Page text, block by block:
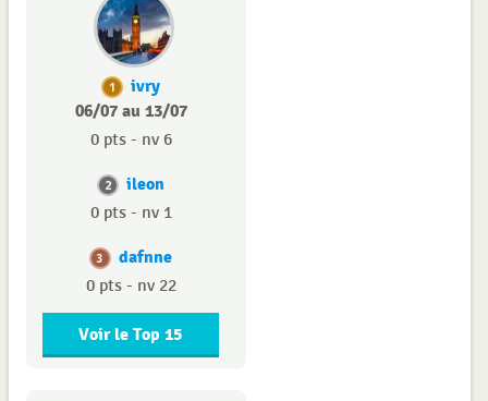
1
ivry
06/07 au 13/07
0 pts - nv 6
2 ileon
0 pts - nv 1
3 dafnne
0 pts - nv 22
Voir le Top 15